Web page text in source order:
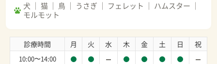
犬 猫 鳥 うさぎ フェレット
ハムスター
モルモット
診療時間 月 火 水 木 金 土 日 祝
10:00〜14:00